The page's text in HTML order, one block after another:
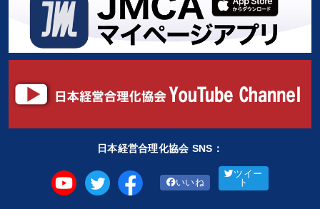
日本経営合理化協会 SNS：
いいね
ツイー
ト